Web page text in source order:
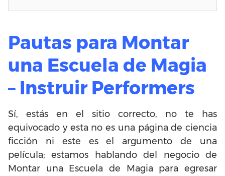
Pautas para Montar
una Escuela de Magia
– Instruir Performers
Sí, estás en el sitio correcto, no te has
equivocado y esta no es una página de ciencia
ficción ni este es el argumento de una
película; estamos hablando del negocio de
Montar una Escuela de Magia para egresar